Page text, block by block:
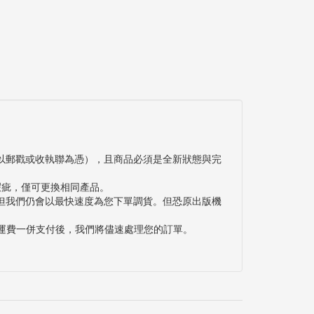
戳或收執聯為憑），且商品必須是全新狀態與完
，僅可更換相同產品。
們仍會以最快速度為您下單調貨。但恐原出版機
一併支付後，我們將儘速處理您的訂單。